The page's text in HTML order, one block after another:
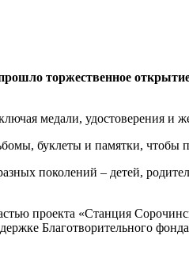
торжественное
медали, удостоверения
буклеты и памятки, чтобы
поколений – детей,
проекта «Станция
Благотворительного